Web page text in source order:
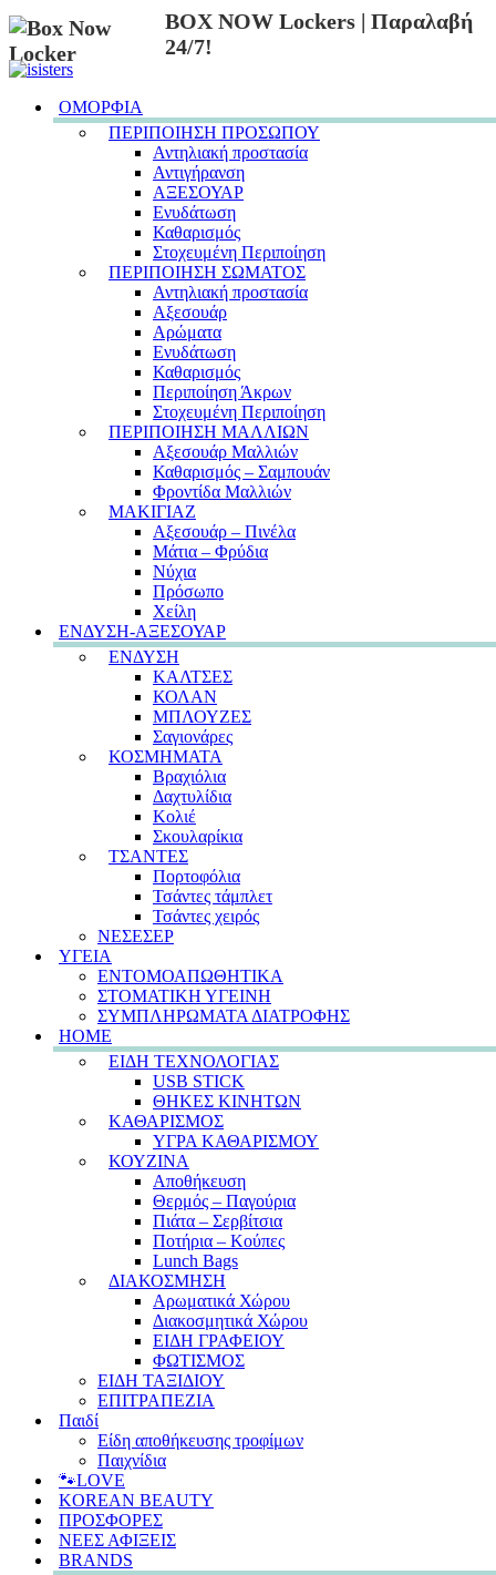
BOX NOW Lockers | Παραλαβή
24/7!
ΟΜΟΡΦΙΑ
ΠΕΡΙΠΟΙΗΣΗ ΠΡΟΣΩΠΟΥ
Αντηλιακή προστασία
Αντιγήρανση
ΑΞΕΣΟΥΑΡ
Ενυδάτωση
Καθαρισμός
Στοχευμένη Περιποίηση
ΠΕΡΙΠΟΙΗΣΗ ΣΩΜΑΤΟΣ
Αντηλιακή προστασία
Αξεσουάρ
Αρώματα
Ενυδάτωση
Καθαρισμός
Περιποίηση Άκρων
Στοχευμένη Περιποίηση
ΠΕΡΙΠΟΙΗΣΗ ΜΑΛΛΙΩΝ
Αξεσουάρ Μαλλιών
Καθαρισμός – Σαμπουάν
Φροντίδα Μαλλιών
ΜΑΚΙΓΙΑΖ
Αξεσουάρ – Πινέλα
Μάτια – Φρύδια
Νύχια
Πρόσωπο
Χείλη
ΕΝΔΥΣΗ-ΑΞΕΣΟΥΑΡ
ΕΝΔΥΣΗ
ΚΑΛΤΣΕΣ
ΚΟΛΑΝ
ΜΠΛΟΥΖΕΣ
Σαγιονάρες
ΚΟΣΜΗΜΑΤΑ
Βραχιόλια
Δαχτυλίδια
Κολιέ
Σκουλαρίκια
ΤΣΑΝΤΕΣ
Πορτοφόλια
Τσάντες τάμπλετ
Τσάντες χειρός
ΝΕΣΕΣΕΡ
ΥΓΕΙΑ
ΕΝΤΟΜΟΑΠΩΘΗΤΙΚΑ
ΣΤΟΜΑΤΙΚΗ ΥΓΕΙΝΗ
ΣΥΜΠΛΗΡΩΜΑΤΑ ΔΙΑΤΡΟΦΗΣ
HOME
ΕΙΔΗ ΤΕΧΝΟΛΟΓΙΑΣ
USB STICK
ΘΗΚΕΣ ΚΙΝΗΤΩΝ
ΚΑΘΑΡΙΣΜΟΣ
ΥΓΡΑ ΚΑΘΑΡΙΣΜΟΥ
ΚΟΥΖΙΝΑ
Αποθήκευση
Θερμός – Παγούρια
Πιάτα – Σερβίτσια
Ποτήρια – Κούπες
Lunch Bags
ΔΙΑΚΟΣΜΗΣΗ
Αρωματικά Χώρου
Διακοσμητικά Χώρου
ΕΙΔΗ ΓΡΑΦΕΙΟΥ
ΦΩΤΙΣΜΟΣ
ΕΙΔΗ ΤΑΞΙΔΙΟΥ
ΕΠΙΤΡΑΠΕΖΙΑ
Παιδί
Είδη αποθήκευσης τροφίμων
Παιχνίδια
🐾LOVE
KOREAN BEAUTY
ΠΡΟΣΦΟΡΕΣ
ΝΕΕΣ ΑΦΙΞΕΙΣ
BRANDS